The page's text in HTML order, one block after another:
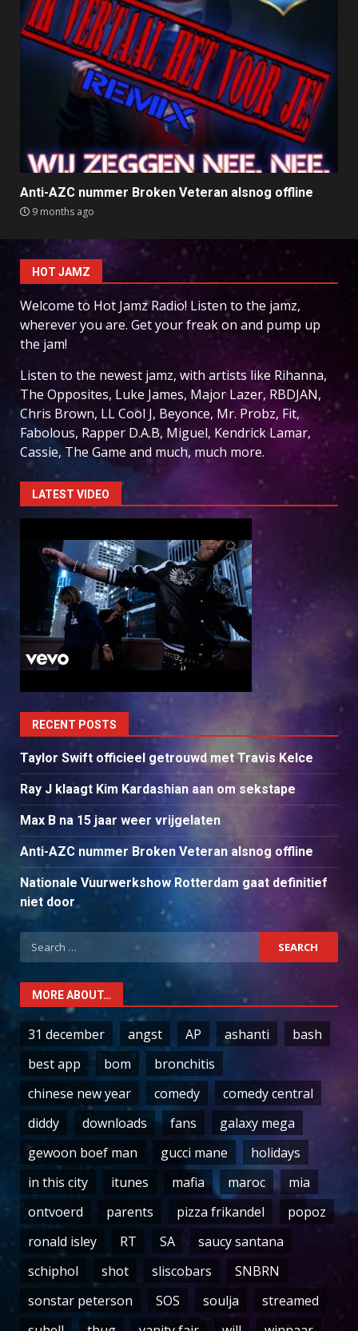
Anti-AZC nummer Broken Veteran alsnog offline
9 months ago
HOT JAMZ
Welcome to Hot Jamz Radio! Listen to the jamz,
wherever you are. Get your freak on and pump up
the jam!
Listen to the newest jamz, with artists like Rihanna,
The Opposites, Luke James, Major Lazer, RBDJAN,
Chris Brown, LL Cool J, Beyonce, Mr. Probz, Fit,
Fabolous, Rapper D.A.B, Miguel, Kendrick Lamar,
Cassie, The Game and much, much more.
LATEST VIDEO
RECENT POSTS
Taylor Swift officieel getrouwd met Travis Kelce
Ray J klaagt Kim Kardashian aan om sekstape
Max B na 15 jaar weer vrijgelaten
Anti-AZC nummer Broken Veteran alsnog offline
Nationale Vuurwerkshow Rotterdam gaat definitief
niet door
Search
for:
MORE ABOUT…
31 december angst AP ashanti
bash
best app
bom
bronchitis
chinese new year
comedy
comedy central
diddy
downloads fans
galaxy mega
gewoon boef man
gucci mane
holidays
in this city
itunes mafia maroc
mia
ontvoerd
parents pizza frikandel
popoz
ronald isley
RT SA
saucy santana
schiphol
shot sliscobars
SNBRN
sonstar peterson
SOS soulja
streamed